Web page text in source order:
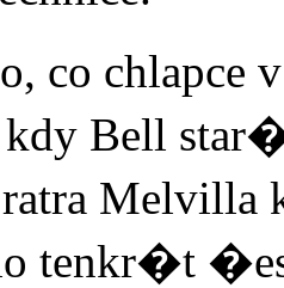
co chlapce
kdy Bell
tenkr�t